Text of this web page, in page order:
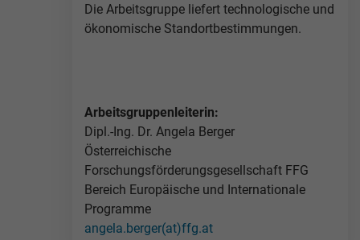
Die Arbeitsgruppe liefert technologische und
ökonomische Standortbestimmungen.
Arbeitsgruppenleiterin:
Dipl.-Ing. Dr. Angela Berger
Österreichische
Forschungsförderungsgesellschaft FFG
Bereich Europäische und Internationale
Programme
angela.berger(at)ffg.at